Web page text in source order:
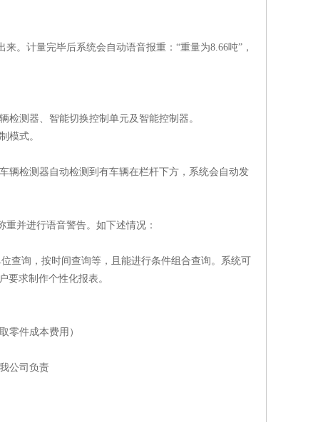
。计量完毕后系统会自动语音报重：“重量为8.66吨”，
检测器、智能切换控制单元及智能控制器。
模式。
辆检测器自动检测到有车辆在栏杆下方，系统会自动发
并进行语音警告。如下述情况：
查询，按时间查询等，且能进行条件组合查询。系统可
要求制作个性化报表。
零件成本费用）
公司负责